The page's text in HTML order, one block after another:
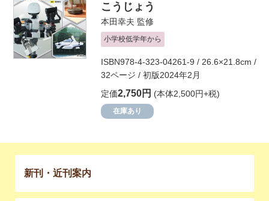
こうじょう
本田幸夫 監修
小学校低学年から
ISBN978-4-323-04261-9 / 26.6×21.8cm /
32ページ / 初版2024年2月
定価2,750円 (本体2,500円+税)
在庫あり
新刊・近刊案内